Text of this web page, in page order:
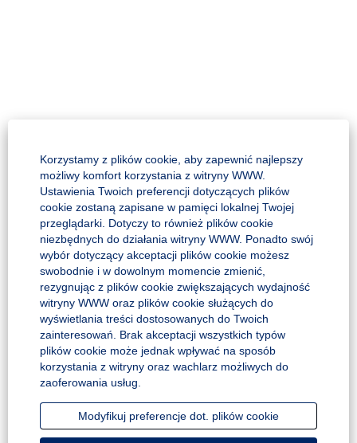
Korzystamy z plików cookie, aby zapewnić najlepszy
możliwy komfort korzystania z witryny WWW.
Ustawienia Twoich preferencji dotyczących plików
cookie zostaną zapisane w pamięci lokalnej Twojej
przeglądarki. Dotyczy to również plików cookie
niezbędnych do działania witryny WWW. Ponadto swój
wybór dotyczący akceptacji plików cookie możesz
swobodnie i w dowolnym momencie zmienić,
rezygnując z plików cookie zwiększających wydajność
witryny WWW oraz plików cookie służących do
wyświetlania treści dostosowanych do Twoich
zainteresowań. Brak akceptacji wszystkich typów
plików cookie może jednak wpływać na sposób
korzystania z witryny oraz wachlarz możliwych do
zaoferowania usług.
Modyfikuj preferencje dot. plików cookie
Polityka prywatności
Mapa Strony
Deklaracja dostępności
Zgłoś uwagi
O
t
w
i
O
t
w
O
t
w
i
O
t
w
i
O
w
i